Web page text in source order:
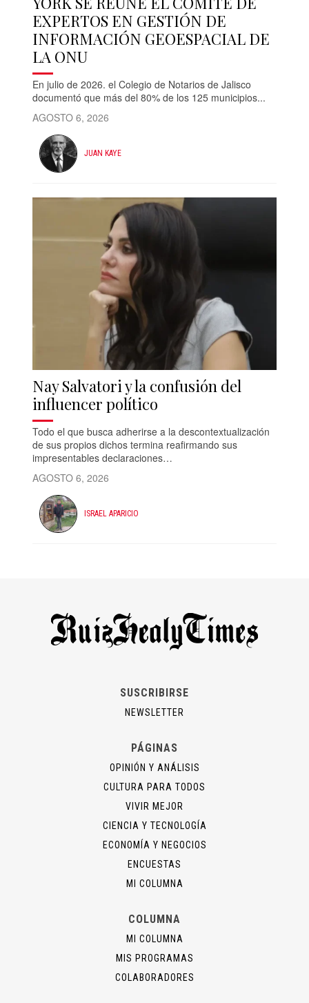
EXPERTOS EN GESTIÓN DE
INFORMACIÓN GEOESPACIAL DE
LA ONU
En julio de 2026. el Colegio de Notarios de Jalisco
documentó que más del 80% de los 125 municipios...
AGOSTO 6, 2026
JUAN KAYE
Nay Salvatori y la confusión del
influencer político
Todo el que busca adherirse a la descontextualización
de sus propios dichos termina reafirmando sus
impresentables declaraciones…
AGOSTO 6, 2026
ISRAEL APARICIO
SUSCRIBIRSE
NEWSLETTER
PÁGINAS
OPINIÓN Y ANÁLISIS
CULTURA PARA TODOS
VIVIR MEJOR
CIENCIA Y TECNOLOGÍA
ECONOMÍA Y NEGOCIOS
ENCUESTAS
MI COLUMNA
COLUMNA
MI COLUMNA
MIS PROGRAMAS
COLABORADORES